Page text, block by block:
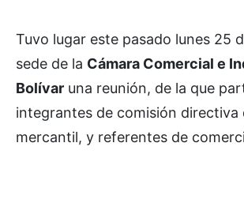
Tuvo lugar este pasado lunes 25
sede de la Cámara Comercial e
Bolívar una reunión, de la que
integrantes de comisión directiva
mercantil, y referentes de